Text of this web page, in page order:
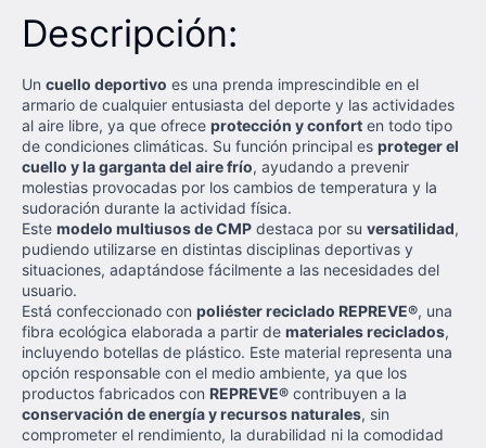
Descripción:
Un cuello deportivo es una prenda imprescindible en el
armario de cualquier entusiasta del deporte y las actividades
al aire libre, ya que ofrece protección y confort en todo tipo
de condiciones climáticas. Su función principal es proteger el
cuello y la garganta del aire frío, ayudando a prevenir
molestias provocadas por los cambios de temperatura y la
sudoración durante la actividad física.
Este modelo multiusos de CMP destaca por su versatilidad,
pudiendo utilizarse en distintas disciplinas deportivas y
situaciones, adaptándose fácilmente a las necesidades del
usuario.
Está confeccionado con poliéster reciclado REPREVE®, una
fibra ecológica elaborada a partir de materiales reciclados,
incluyendo botellas de plástico. Este material representa una
opción responsable con el medio ambiente, ya que los
productos fabricados con REPREVE® contribuyen a la
conservación de energía y recursos naturales, sin
comprometer el rendimiento, la durabilidad ni la comodidad